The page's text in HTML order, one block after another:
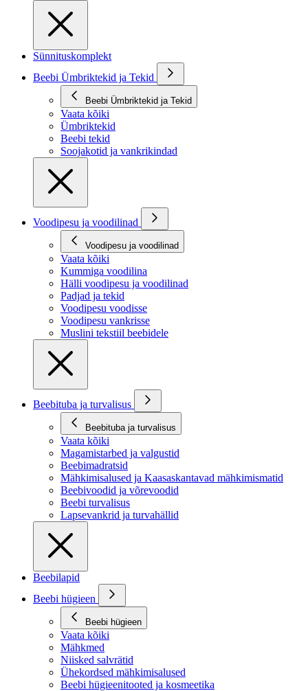
Sünnituskomplekt
Beebi Ümbriktekid ja Tekid
Beebi Ümbriktekid ja Tekid
Vaata kõiki
Ümbriktekid
Beebi tekid
Soojakotid ja vankrikindad
Voodipesu ja voodilinad
Voodipesu ja voodilinad
Vaata kõiki
Kummiga voodilina
Hälli voodipesu ja voodilinad
Padjad ja tekid
Voodipesu voodisse
Voodipesu vankrisse
Muslini tekstiil beebidele
Beebituba ja turvalisus
Beebituba ja turvalisus
Vaata kõiki
Magamistarbed ja valgustid
Beebimadratsid
Mähkimisalused ja Kaasaskantavad mähkimismatid
Beebivoodid ja võrevoodid
Beebi turvalisus
Lapsevankrid ja turvahällid
Beebilapid
Beebi hügieen
Beebi hügieen
Vaata kõiki
Mähkmed
Niisked salvrätid
Ühekordsed mähkimisalused
Beebi hügieenitooted ja kosmeetika